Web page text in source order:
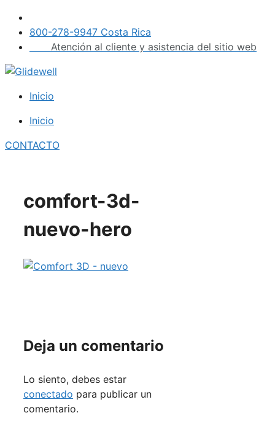
Saltar
contenido
800-278-9947 Costa Rica
Atención al cliente y asistencia del sitio web
Inicio
Inicio
CONTACTO
comfort-3d-
nuevo-hero
Deja un comentario
Lo siento, debes estar
conectado para publicar un
comentario.